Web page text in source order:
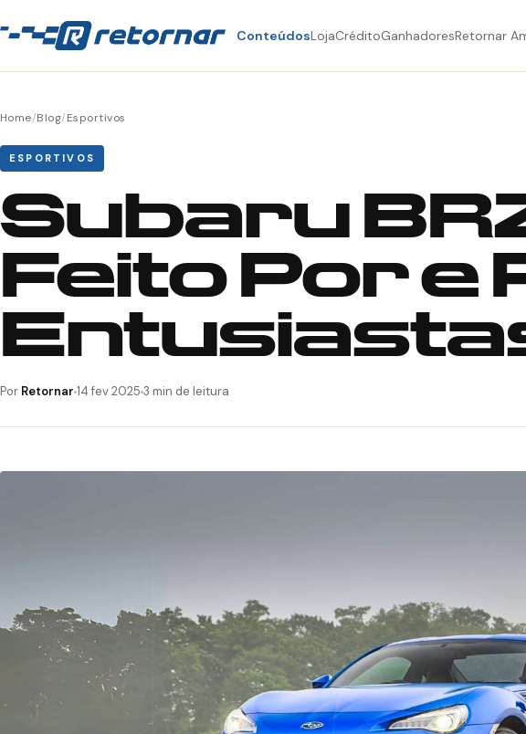
ConteúdosLojaCréditoGanhadoresRetornar
Home/Blog/Esportivos
ESPORTIVOS
Subaru
Feito Por e
Por Retornar 14 fev 2025 3 min de leitura